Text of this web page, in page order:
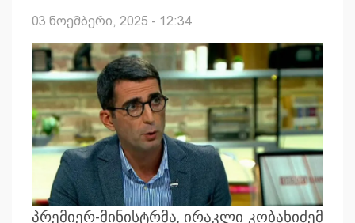
03 ნოემბერი, 2025 - 12:34
პრემიერ-მინისტრმა, ირაკლი კობახიძემ